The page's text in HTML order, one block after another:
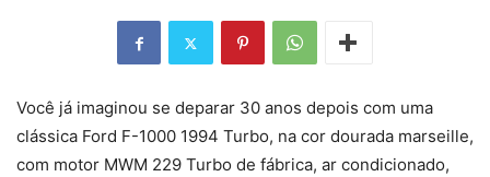
Você já imaginou se deparar 30 anos depois com uma
clássica Ford F-1000 1994 Turbo, na cor dourada marseille,
com motor MWM 229 Turbo de fábrica, ar condicionado,